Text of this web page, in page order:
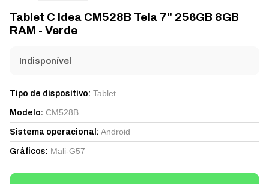
Tablet C Idea CM528B Tela 7" 256GB 8GB
RAM - Verde
Indisponível
Tipo de dispositivo: Tablet
Modelo: CM528B
Sistema operacional : Android
Gráficos: Mali-G57